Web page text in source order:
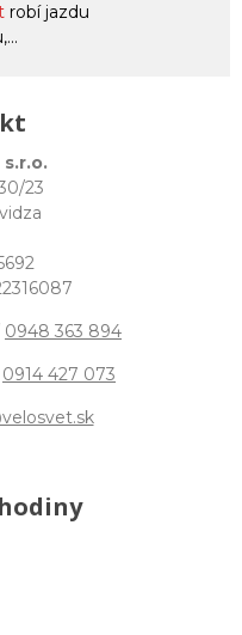
robí jazdu
s.r.o.
23
0948 363 894
0914 427 073